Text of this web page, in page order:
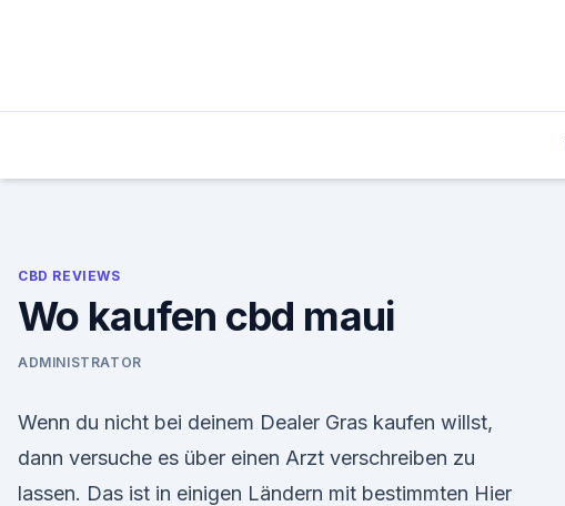
CBD REVIEWS
Wo kaufen cbd maui
ADMINISTRATOR
Wenn du nicht bei deinem Dealer Gras kaufen willst,
dann versuche es über einen Arzt verschreiben zu
lassen. Das ist in einigen Ländern mit bestimmten Hier